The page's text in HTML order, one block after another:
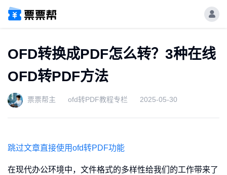
OFD转换成PDF怎么转？3种在线
OFD转PDF方法
票票帮主 ofd转PDF教程专栏 2025-05-30
跳过文章直接使用ofd转PDF功能
在现代办公环境中，文件格式的多样性给我们的工作带来了